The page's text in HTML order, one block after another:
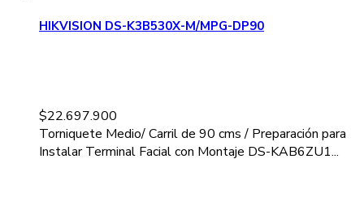
HIKVISION DS-K3B530X-M/MPG-DP90
$22.697.900
Torniquete Medio/ Carril de 90 cms / Preparación para
Instalar Terminal Facial con Montaje DS-KAB6ZU1...